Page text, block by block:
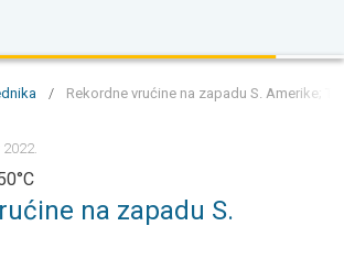
/ Rekordne vrućine na zapadu S. Amerike;
na zapadu S.